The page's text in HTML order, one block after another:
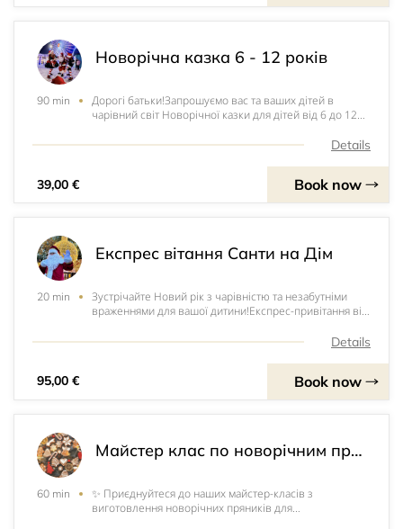
Новорічна казка 6 - 12 років
90 min
Дорогі батьки!Запрошуємо вас та ваших дітей в
чарівний світ Новорічної казки для дітей від 6 до 12
враженнями та зачарованою посмішкою на
Details
39,00 € Book now
Експрес вітання Санти на Дім
20 min
Зустрічайте Новий рік з чарівністю та незабутніми
враженнями для вашої дитини!Експрес-привітання від
святковий момент ще яскравішим та радіснішим.Details
95,00 € Book now
Майстер клас по новорічним пряникам
60 min
✨ Приєднуйтеся до наших майстер-класів з
виготовлення новорічних пряників для